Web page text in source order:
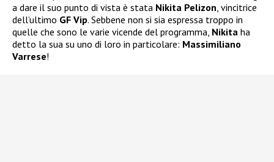
a dare il suo punto di vista è stata Nikita Pelizon , vincitrice
dell’ultimo GF Vip. Sebbene non si sia espressa troppo in
quelle che sono le varie vicende del programma, Nikita ha
detto la sua su uno di loro in particolare: Massimiliano
Varrese!